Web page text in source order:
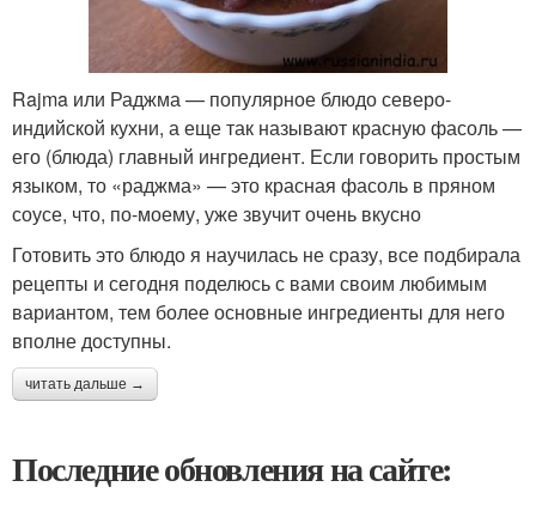
Rajma или Раджма — популярное блюдо северо-
индийской кухни, а еще так называют красную фасоль —
его (блюда) главный ингредиент. Если говорить простым
языком, то «раджма» — это красная фасоль в пряном
соусе, что, по-моему, уже звучит очень вкусно
Готовить это блюдо я научилась не сразу, все подбирала
рецепты и сегодня поделюсь с вами своим любимым
вариантом, тем более основные ингредиенты для него
вполне доступны.
читать дальше →
Последние обновления на сайте: